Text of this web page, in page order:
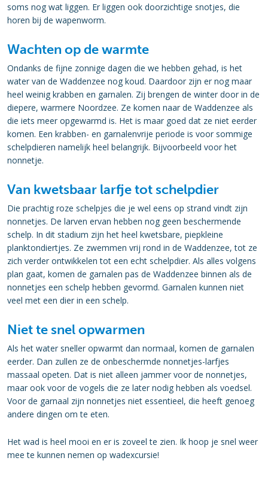
soms nog wat liggen. Er liggen ook doorzichtige snotjes, die
horen bij de wapenworm.
Wachten op de warmte
Ondanks de fijne zonnige dagen die we hebben gehad, is het
water van de Waddenzee nog koud. Daardoor zijn er nog maar
heel weinig krabben en garnalen. Zij brengen de winter door in de
diepere, warmere Noordzee. Ze komen naar de Waddenzee als
die iets meer opgewarmd is. Het is maar goed dat ze niet eerder
komen. Een krabben- en garnalenvrije periode is voor sommige
schelpdieren namelijk heel belangrijk. Bijvoorbeeld voor het
nonnetje.
Van kwetsbaar larfje tot schelpdier
Die prachtig roze schelpjes die je wel eens op strand vindt zijn
nonnetjes. De larven ervan hebben nog geen beschermende
schelp. In dit stadium zijn het heel kwetsbare, piepkleine
planktondiertjes. Ze zwemmen vrij rond in de Waddenzee, tot ze
zich verder ontwikkelen tot een echt schelpdier. Als alles volgens
plan gaat, komen de garnalen pas de Waddenzee binnen als de
nonnetjes een schelp hebben gevormd. Garnalen kunnen niet
veel met een dier in een schelp.
Niet te snel opwarmen
Als het water sneller opwarmt dan normaal, komen de garnalen
eerder. Dan zullen ze de onbeschermde nonnetjes-larfjes
massaal opeten. Dat is niet alleen jammer voor de nonnetjes,
maar ook voor de vogels die ze later nodig hebben als voedsel.
Voor de garnaal zijn nonnetjes niet essentieel, die heeft genoeg
andere dingen om te eten.
Het wad is heel mooi en er is zoveel te zien. Ik hoop je snel weer
mee te kunnen nemen op wadexcursie!